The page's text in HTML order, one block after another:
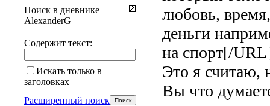
любовь,
деньги
на спорт[/
Это я считаю,
Вы что
Поиск в дневнике
AlexanderG
Содержит текст:
Искать только в
заголовках
Расширенный поиск